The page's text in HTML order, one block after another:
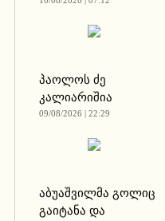
პაოლოს ძე
კალიარიშია
09/08/2026 | 22:29
აბუაშვილმა გოლიც
გაიტანა და